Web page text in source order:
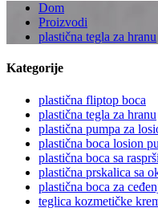
Dom
Proizvodi
plastična tegla za hranu
Kategorije
plastična fliptop boca
plastična tegla za hranu
plastična pumpa za
plastična boca losion
plastična boca sa
plastična prskalica sa
plastična boca za
teglica kozmetičke